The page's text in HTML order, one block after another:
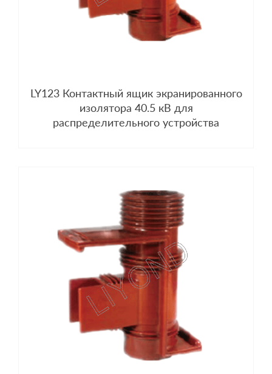
LY123 Контактный ящик экранированного
изолятора 40.5 кВ для
распределительного устройства